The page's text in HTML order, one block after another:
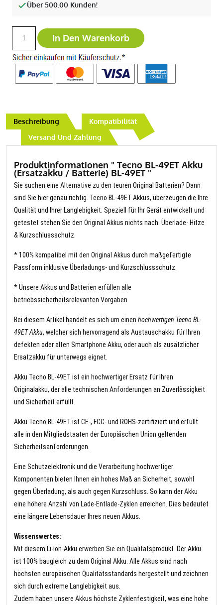
Über 500.00 Kunden!
In Den Warenkorb
Beschreibung
Kompatibilität
Versand Und Zahlung
Produktinformationen " Tecno BL-49ET Akku
(Ersatzakku / Batterie) BL-49ET "
Sie suchen eine Alternative zu den teuren Original Batterien? Dann
sind Sie hier genau richtig. Tecno BL-49ET Akkus, überzeugen die Ihre
Qualität und Ihrer Langlebigkeit. Speziell für Ihr Gerät entwickelt und
getestet stehen Sie den Original Akkus nichts nach. Überlade- Hitze
& Kurzschlussschutz.
* 100% kompatibel mit den Original Akkus durch maßgefertigte
Passform inklusive Überladungs- und Kurzschlussschutz.
* Unsere Akkus und Batterien erfüllen alle
betriebssicherheitsrelevanten Vorgaben
Bei diesem Artikel handelt es sich um einen hochwertigen Tecno BL-
49ET Akku, welcher sich hervorragend als Austauschakku für Ihren
defekten oder alten Smartphone Akku, oder auch als zusätzlicher
Ersatzakku für unterwegs eignet.
Akku Tecno BL-49ET ist ein hochwertiger Ersatz für Ihren
Originalakku, der alle technischen Anforderungen an Zuverlässigkeit
und Sicherheit erfüllt.
Akku Tecno BL-49ET ist CE-, FCC- und ROHS-zertifiziert und erfüllt
alle in den Mitgliedstaaten der Europäischen Union geltenden
Sicherheitsanforderungen.
Eine Schutzelektronik und die Verarbeitung hochwertiger
Komponenten bieten Ihnen ein hohes Maß an Sicherheit, sowohl
gegen Überladung, als auch gegen Kurzschluss. So kann der Akku
eine höhere Anzahl von Lade-Entlade-Zyklen erreichen. Dies bedeutet
eine längere Lebensdauer Ihres neuen Akkus.
Wissenswertes:
Mit diesem Li-Ion-Akku erwerben Sie ein Qualitätsprodukt. Der Akku
ist 100% baugleich zu dem Original Akku. Alle Akkus sind nach
höchsten europäischen Qualitätsstandards hergestellt und zeichnen
sich durch extreme Langlebigkeit aus.
Zudem haben unsere Akkus höchste Zyklenfestigkeit, was eine hohe